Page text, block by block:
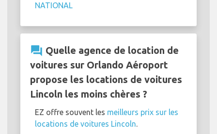
NATIONAL
question_answer Quelle agence de location de
voitures sur Orlando Aéroport
propose les locations de voitures
Lincoln les moins chères ?
EZ offre souvent les meilleurs prix sur les
locations de voitures Lincoln